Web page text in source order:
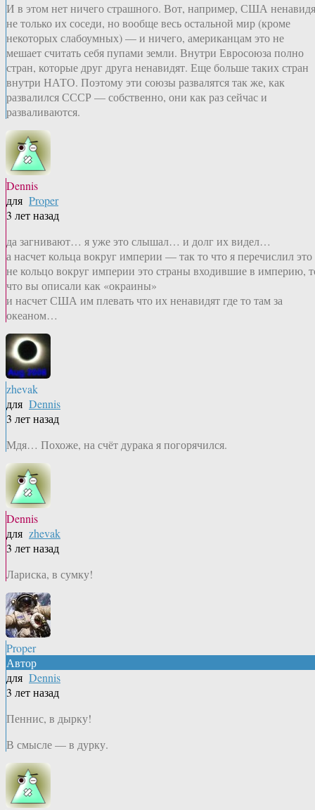
И в этом нет ничего страшного. Вот, например, США
не только их соседи, но вообще весь остальной мир (кроме
некоторых слабоумных) — и ничего, американцам это не
мешает считать себя пупами земли. Внутри Евросоюза полно
стран, которые друг друга ненавидят. Еще больше таких стран
внутри НАТО. Поэтому эти союзы развалятся так же, как
развалился СССР — собственно, они как раз сейчас и
разваливаются.
Dennis
для Proper
3 лет назад
да загнивают… я уже это слышал… и долг их видел…
а насчет кольца вокруг империи — так то что я перечислил это
не кольцо вокруг империи это страны входившие в империю,
что вы описали как «окраины»
и насчет США им плевать что их ненавидят где то там за
океаном…
zhevak
для Dennis
3 лет назад
Мдя… Похоже, на счёт дурака я погорячился.
Dennis
для zhevak
3 лет назад
Лариска, в сумку!
Proper
Автор
для Dennis
3 лет назад
Пеннис, в дырку!
В смысле — в дурку.